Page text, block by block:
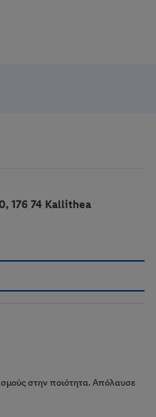
176 74 Kallithea
στην ποιότητα. Απόλαυσε